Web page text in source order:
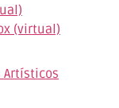
(virtual)
Artísticos